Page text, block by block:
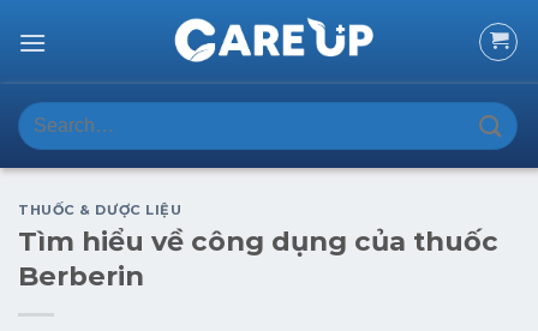
Search
for:
THUỐC & DƯỢC LIỆU
Tìm hiểu về công dụng của thuốc
Berberin